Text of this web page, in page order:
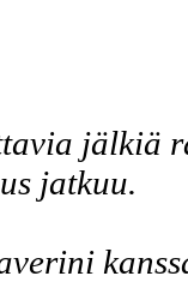
jälkiä
jatkuu.